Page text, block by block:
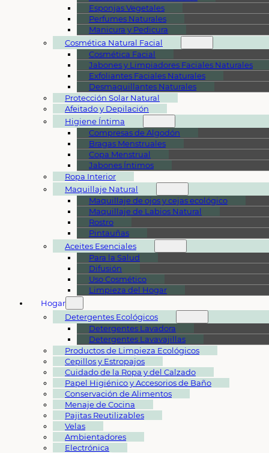
Esponjas Vegetales
Perfumes Naturales
Manicura y Pedicura
Cosmética Natural Facial
Cosmética Facial
Jabones y Limpiadores Faciales Naturales
Exfoliantes Faciales Naturales
Desmaquillantes Naturales
Protección Solar Natural
Afeitado y Depilación
Higiene Íntima
Compresas de Algodón
Bragas Menstruales
Copa Menstrual
Jabones Íntimos
Ropa Interior
Maquillaje Natural
Maquillaje de ojos y cejas ecológico
Maquillaje de Labios Natural
Rostro
Pintauñas
Aceites Esenciales
Para la Salud
Difusión
Uso Cosmético
Limpieza del Hogar
Hogar
Detergentes Ecológicos
Detergentes Lavadora
Detergentes Lavavajillas
Productos de Limpieza Ecológicos
Cepillos y Estropajos
Cuidado de la Ropa y del Calzado
Papel Higiénico y Accesorios de Baño
Conservación de Alimentos
Menaje de Cocina
Pajitas Reutilizables
Velas
Ambientadores
Electrónica